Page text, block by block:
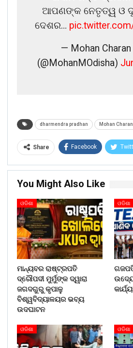
ଆପଣଙ୍କ ନେତୃତ୍ୱ ଓ
ଦେଶର…
— Mohan Charan
(@MohanMOdisha)
dharmendra pradhan Mohan
Share Facebook
You Might Also Like
ଓଡିଶା
ମାନ୍ୟବର ରାଷ୍ଟ୍ରପତି
ଦ୍ରୌପଦୀ ମୁର୍ମୁଙ୍କ ଦ୍ୱାରା
ଜଗଦଗୁରୁ କୃପାଳୁ
ବିଶ୍ୱବିଦ୍ୟାଳୟର ଭବ୍ୟ
ଉଦଘାଟନ
ଓଡିଶା
ଗଜପତି
ଓଡିଶା ଓଡିଶା